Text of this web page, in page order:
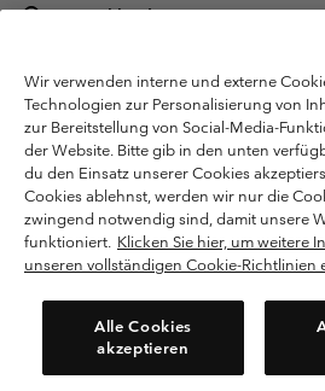
Deutschland
München Deutschland. Alle Rechte
Nutzungsbedingungen
Allgemeine
Datenschutzerklärung
Bestimmungen und Bedingungen des
Nutzungsbedingungen Für Nutzergenerierte
Cookies
Public CBCR
Kundenservice: Mo- Fr. 9:00 - 13:00 & 14:00-
(+)498912081004
Wir verwenden interne und externe
Technologien zur Personalisierung von
zur Bereitstellung von Social-Media-
der Website. Bitte gib in den unten
du den Einsatz unserer Cookies
Cookies ablehnst, werden wir nur die
zwingend notwendig sind, damit unsere
funktioniert. Klicken Sie hier, um weitere
unseren vollständigen Cookie-Richtlinien
Alle Cookies
akzeptieren
Bitte wählen Sie Ihr
Online-Einkauf
Deutschland